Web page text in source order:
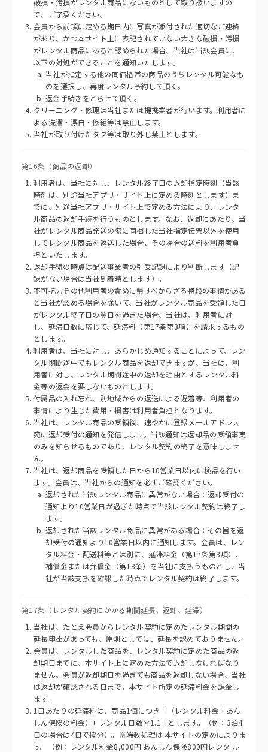
で、ご了承ください。
会員から前項に定める期日内に写真が添付された適切なご連絡
があり、かつ本サイト上に表記されていない大きな破損・汚損
がレンタル商品にあると認められた場合、当社は当該会員に、
以下の対処ができることを通知いたします。
当社が指定する他の同価格帯の商品のうちレンタル可能なも
のを選択し、再度レンタル予約して頂く。
返金手続きをとらせて頂く。
クリーニング・修理は当社または提携業者が行います。利用者に
よる洗濯・漂白・修繕等は禁止します。
当社が取り付けたタグ等は取り外し禁止とします。
第16条（商品の返却）
利用者は、当社に対し、レンタル終了日の返却指定時刻（当該
時刻は、別途当社アプリ・サイト上に定める時刻とします）ま
でに、別途当社アプリ・サイト上で定める方法により、レンタ
ル商品の返却手続を行うものとします。なお、返却にあたり、当
社がレンタル商品発送の際に同梱した当社指定伝票以外を使用
してレンタル商品を返送した場合、その場合の送料を利用者負
担といたします。
返却手続の時点は配送事業者の引受記録により判断します（記
録がない場合は当社到着時とします）。
不可抗力その他利用者の責めに帰すべからざる特段の事情がある
と当社が認める場合を除いて、当社がレンタル商品を受領した日
がレンタル終了日の翌日を過ぎた場合、当社は、利用者に対
し、延滞日数に応じて、延滞料（第17条第3項）を請求するもの
とします。
利用者は、当社に対し、あらかじめ通知することによって、レン
タル期間途中でもレンタル商品を返却できますが、当社は、利
用者に対し、レンタル期間途中の返却を理由とするレンタル料
金等の返金を要しないものとします。
付属品の入れ忘れ、別地域からの返送による遅着等、利用者の
事情により生じた費用・損害は利用者負担となります。
当社は、レンタル商品の受領後、速やかに登録メールアドレス
宛に返却受付の通知を発信します。当該通知は返却品の受領事実
のみを知らせるものであり、レンタル契約の終了を意味しませ
ん。
当社は、返却商品を受領した日から10営業日以内に検品を行い
ます。会員は、当社からの通知を必ずご確認ください。
返却された当該レンタル商品に異常がない場合：返却受付の
通知より10営業日が過ぎた時点で当該レンタル契約は終了し
ます。
返却された当該レンタル商品に異常がある場合：その旨を返
却受付の通知より10営業日以内に通知します。会員は、レン
タル料金・配送料等とは別に、延滞料金（第17条第3項）、
補償金または弁償金（第18条）を当社に支払うものとし、当
社が当該支払を確認した時点でレンタル契約は終了します。
第17条（レンタル契約にかかる期間延長、返却、延滞）
当社は、たとえ会員からレンタル契約に定めたレンタル期間の
延長申出があっても、原則としては、延長を認めておりません。
会員は、レンタルした商品を、レンタル契約に定めた商品の返
却期日までに、本サイト上に定めた方法で返却しなければなり
ません。会員が返却期日を過ぎても商品を返却しない場合、当社
は返却が確認される日まで、本サイト所定の延滞料金を課金し
ます。
1日あたりの延滞料は、商品1個につき「（レンタル料金＋あん
しん保険の料金）+ レンタル日数＊1.1」とします。（例：3泊4
日の場合は4日で按分）。※端数処理は 本サイトの定めによりま
す。（例：レンタル料金8,000円 あんしん保険800円レンタ ル